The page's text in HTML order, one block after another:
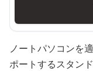
ノートパソコンを
ポートするスタンド